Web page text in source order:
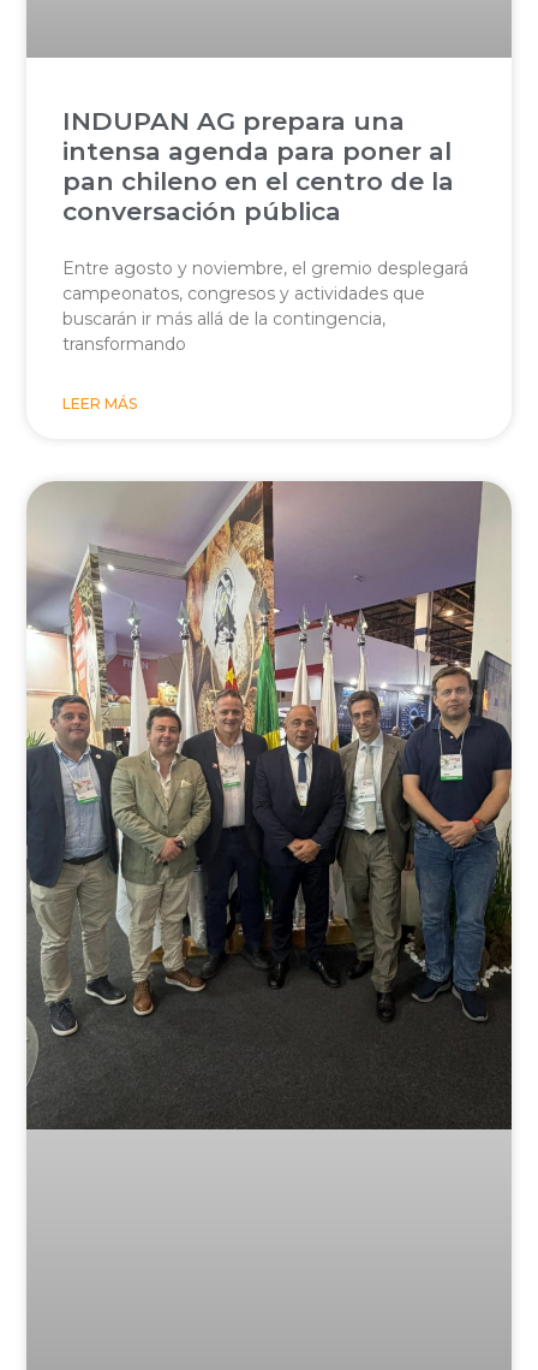
INDUPAN AG prepara una
intensa agenda para poner al
pan chileno en el centro de la
conversación pública
Entre agosto y noviembre, el gremio desplegará
campeonatos, congresos y actividades que
buscarán ir más allá de la contingencia,
transformando
LEER MÁS